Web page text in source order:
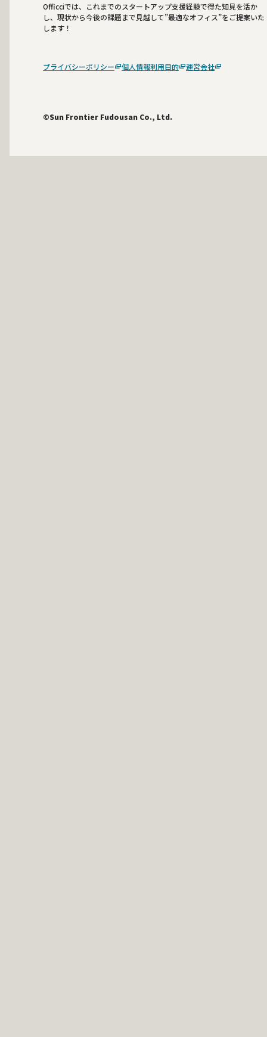
Officciでは、これまでのスタートアップ支援経験で得た知見を活か
し、現状から今後の課題まで見越して”最適なオフィス”をご提案いた
します！
プライバシーポリシー 個人情報利用目的 運営会社
©Sun Frontier Fudousan Co., Ltd.